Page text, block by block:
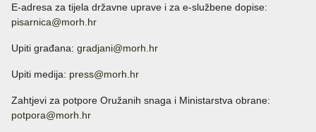
E-adresa za tijela državne uprave i za e-službene dopise:
pisarnica@morh.hr
Upiti građana: gradjani@morh.hr
Upiti medija: press@morh.hr
Zahtjevi za potpore Oružanih snaga i Ministarstva obrane:
potpora@morh.hr